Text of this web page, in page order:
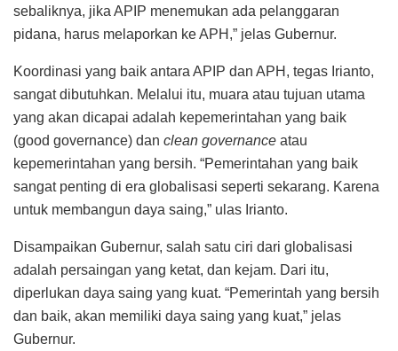
sebaliknya, jika APIP menemukan ada pelanggaran
pidana, harus melaporkan ke APH,” jelas Gubernur.
Koordinasi yang baik antara APIP dan APH, tegas Irianto,
sangat dibutuhkan. Melalui itu, muara atau tujuan utama
yang akan dicapai adalah kepemerintahan yang baik
(good governance) dan clean governance atau
kepemerintahan yang bersih. “Pemerintahan yang baik
sangat penting di era globalisasi seperti sekarang. Karena
untuk membangun daya saing,” ulas Irianto.
Disampaikan Gubernur, salah satu ciri dari globalisasi
adalah persaingan yang ketat, dan kejam. Dari itu,
diperlukan daya saing yang kuat. “Pemerintah yang bersih
dan baik, akan memiliki daya saing yang kuat,” jelas
Gubernur.